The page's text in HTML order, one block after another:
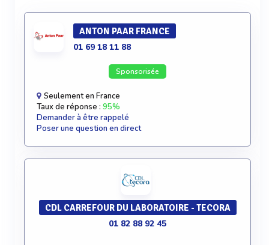
ANTON PAAR FRANCE
01 69 18 11 88
Sponsorisée
Seulement en France
Taux de réponse : 95%
Demander à être rappelé
Poser une question en direct
CDL CARREFOUR DU LABORATOIRE - TECORA
01 82 88 92 45